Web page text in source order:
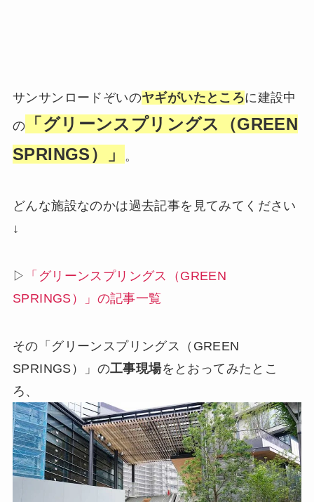
サンサンロードぞいのヤギがいたところに建設中
の
「グリーンスプリングス（GREEN
SPRINGS）」
。
どんな施設なのかは過去記事を見てみてください
↓
▷
「グリーンスプリングス（GREEN
SPRINGS）」の記事一覧
その「グリーンスプリングス（GREEN
SPRINGS）」の工事現場をとおってみたとこ
ろ、